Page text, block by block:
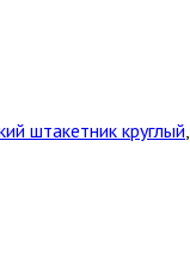
штакетник круглый